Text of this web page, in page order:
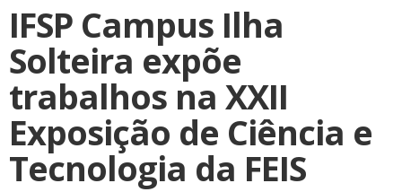
IFSP Campus Ilha
Solteira expõe
trabalhos na XXII
Exposição de Ciência e
Tecnologia da FEIS